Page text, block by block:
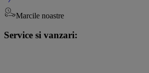
Marcile noastre
Service si vanzari: